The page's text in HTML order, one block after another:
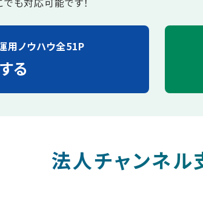
ノウハウ全51P
る
法人チャンネル